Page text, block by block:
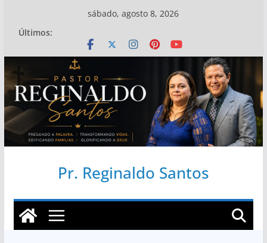
conteúdo
sábado, agosto 8, 2026
Últimos:
Pr. Reginaldo Santos